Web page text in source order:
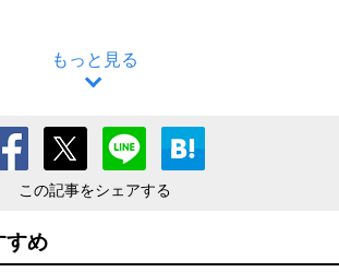
もっと見る
この記事をシェアする
すめ